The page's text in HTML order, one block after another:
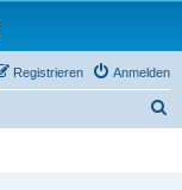
Anmelden
Registrieren